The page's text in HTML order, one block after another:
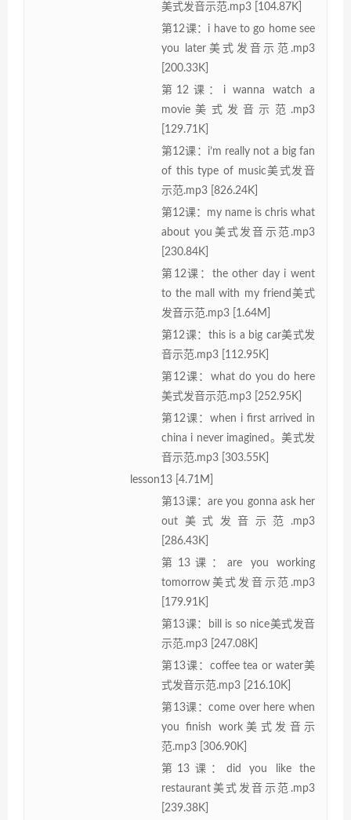
美式发音示范.mp3 [104.87K]
第12课：i have to go home see
you later美式发音示范.mp3
[200.33K]
第12课：i wanna watch a
movie美式发音示范.mp3
[129.71K]
第12课：i’m really not a big fan
of this type of music美式发音
示范.mp3 [826.24K]
第12课：my name is chris what
about you美式发音示范.mp3
[230.84K]
第12课：the other day i went
to the mall with my friend美式
发音示范.mp3 [1.64M]
第12课：this is a big car美式发
音示范.mp3 [112.95K]
第12课：what do you do here
美式发音示范.mp3 [252.95K]
第12课：when i first arrived in
china i never imagined。美式发
音示范.mp3 [303.55K]
lesson13 [4.71M]
第13课：are you gonna ask her
out美式发音示范.mp3
[286.43K]
第13课：are you working
tomorrow美式发音示范.mp3
[179.91K]
第13课：bill is so nice美式发音
示范.mp3 [247.08K]
第13课：coffee tea or water美
式发音示范.mp3 [216.10K]
第13课：come over here when
you finish work美式发音示
范.mp3 [306.90K]
第13课：did you like the
restaurant美式发音示范.mp3
[239.38K]